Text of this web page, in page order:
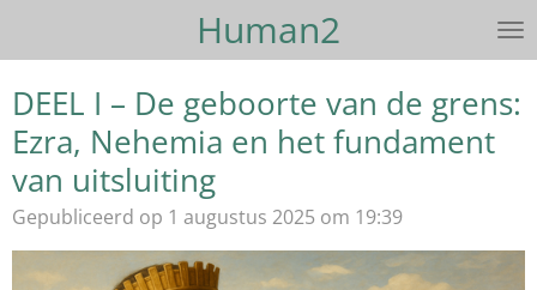
de
hoofdinhoud
Human2
DEEL I – De geboorte van de grens:
Ezra, Nehemia en het fundament
van uitsluiting
Gepubliceerd op 1 augustus 2025 om 19:39